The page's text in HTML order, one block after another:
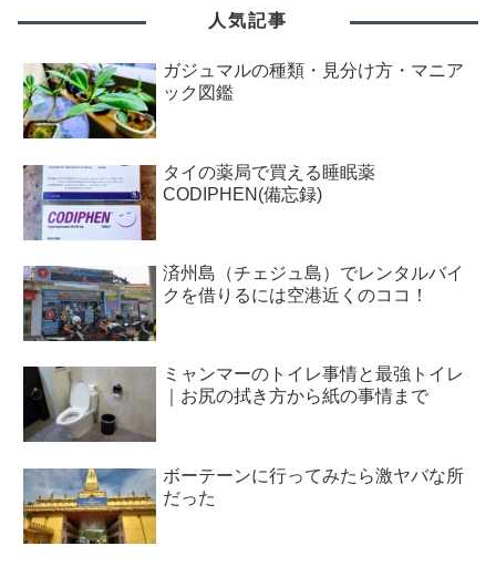
人気記事
ガジュマルの種類・見分け方・マニア
ック図鑑
タイの薬局で買える睡眠薬
CODIPHEN(備忘録)
済州島（チェジュ島）でレンタルバイ
クを借りるには空港近くのココ！
ミャンマーのトイレ事情と最強トイレ
｜お尻の拭き方から紙の事情まで
ボーテーンに行ってみたら激ヤバな所
だった